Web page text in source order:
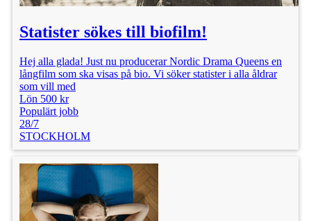
Statister sökes till biofilm!
Hej alla glada! Just nu producerar Nordic Drama Queens en
långfilm som ska visas på bio. Vi söker statister i alla åldrar
som vill med
Lön 500 kr
Populärt jobb
28/7
STOCKHOLM